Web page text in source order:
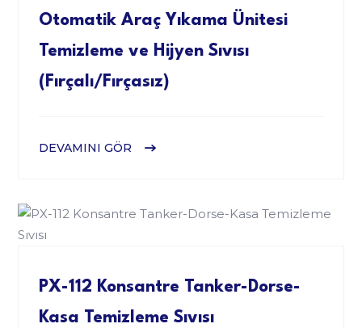
Otomatik Araç Yıkama Ünitesi
Temizleme ve Hijyen Sıvısı
(Fırçalı/Fırçasız)
DEVAMINI GÖR
PX-112 Konsantre Tanker-Dorse-
Kasa Temizleme Sıvısı